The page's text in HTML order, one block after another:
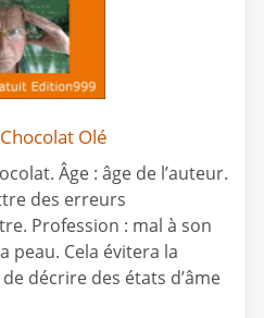
Olé
Âge : âge de l’auteur.
des erreurs
Profession : mal à son
peau. Cela évitera la
de décrire des états d’âme